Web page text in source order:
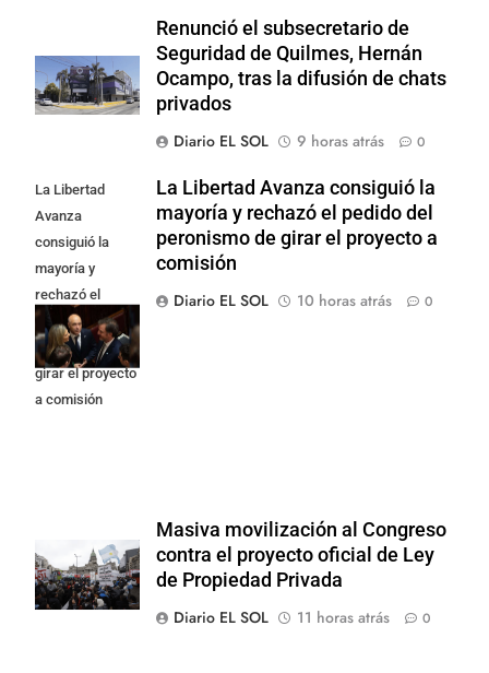
Renunció el subsecretario de
Seguridad de Quilmes, Hernán
Ocampo, tras la difusión de chats
privados
Diario EL SOL
9 horas atrás 0
La Libertad
Avanza
consiguió la
mayoría y
rechazó el
pedido del
peronismo de
girar el proyecto
a comisión
La Libertad Avanza consiguió la
mayoría y rechazó el pedido del
peronismo de girar el proyecto a
comisión
Diario EL SOL
10 horas atrás 0
Masiva movilización al Congreso
contra el proyecto oficial de Ley
de Propiedad Privada
Diario EL SOL
11 horas atrás 0